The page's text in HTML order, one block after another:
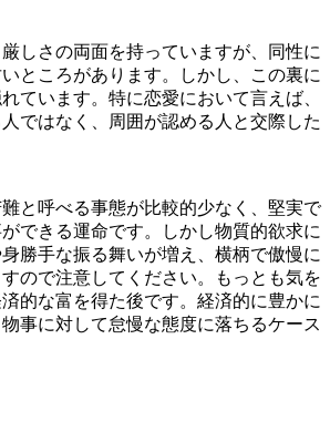
しさの両面を持っていますが、同性に
ところがあります。しかし、この裏に
ています。特に恋愛において言えば、
ではなく、周囲が認める人と交際した
と呼べる事態が比較的少なく、堅実で
できる運命です。しかし物質的欲求に
勝手な振る舞いが増え、横柄で傲慢に
ので注意してください。もっとも気を
的な富を得た後です。経済的に豊かに
事に対して怠慢な態度に落ちるケース